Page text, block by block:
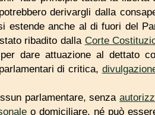
derivargli dalla
estende anche al di fuori del
ribadito dalla Corte
dare attuazione al dettato
di critica,
parlamentare, senza
o domiciliare, né può